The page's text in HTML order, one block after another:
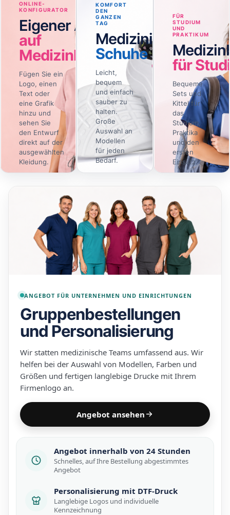
ONLINE-
KONFIGURATOR
Eigener Aufdruck
auf
Medizinbekleidung
Fügen Sie ein
Logo, einen
Text oder
eine Grafik
hinzu und
sehen Sie
den Entwurf
direkt auf der
ausgewählten
Kleidung.
KOMFORT
DEN
GANZEN
TAG
Medizinische
Schuhe
Leicht,
bequem
und einfach
sauber zu
halten.
Große
Auswahl an
Modellen
für jeden
Bedarf.
FÜR
STUDIUM
UND
PRAKTIKUM
für
Bequeme
Sets und
Kittel für
das
Studium,
Praktika
und den
ersten
Einsatz.
ANGEBOT FÜR UNTERNEHMEN UND EINRICHTUNGEN
Gruppenbestellungen
und Personalisierung
Wir statten medizinische Teams umfassend aus. Wir
helfen bei der Auswahl von Modellen, Farben und
Größen und fertigen langlebige Drucke mit Ihrem
Firmenlogo an.
Angebot ansehen
Angebot innerhalb von 24 Stunden
Schnelles, auf Ihre Bestellung abgestimmtes
Angebot
Personalisierung mit DTF-Druck
Langlebige Logos und individuelle
Kennzeichnung